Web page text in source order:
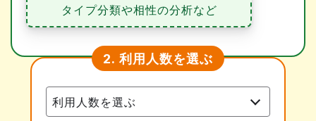
タイプ分類や相性の分析など
2. 利用人数を選ぶ